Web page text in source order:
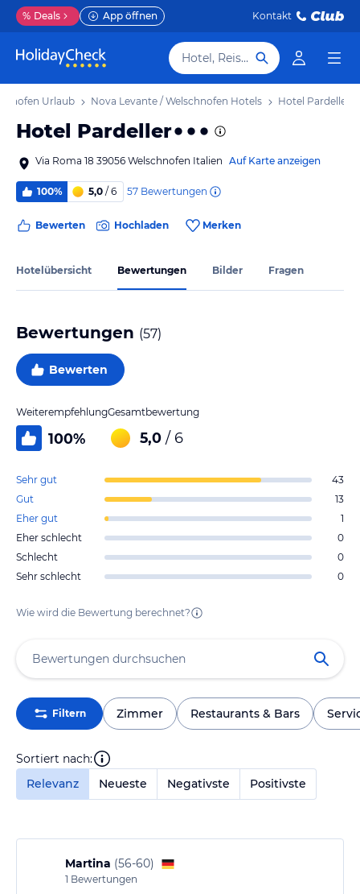
% Deals App öffnen Kontakt
Hotel, Reiseziel
Urlaub Nova Levante / Welschnofen Hotels Hotel Pardeller
Hotel Pardeller
Via Roma 18 39056 Welschnofen Italien Auf Karte anzeigen
100% 5,0 / 6 57 Bewertungen
Bewerten Hochladen Merken
Hotelübersicht Bewertungen Bilder Fragen
Bewertungen (57)
Bewerten
Weiterempfehlung
100%
Gesamtbewertung
5,0 / 6
Sehr gut
43
Gut
13
Eher gut
1
Eher schlecht
0
Schlecht
0
Sehr schlecht
0
Wie wird die Bewertung berechnet?
Filtern Zimmer Restaurants & Bars
Sortiert nach:
Relevanz
Neueste Negativste Positivste
Martina (56-60)
1 Bewertungen